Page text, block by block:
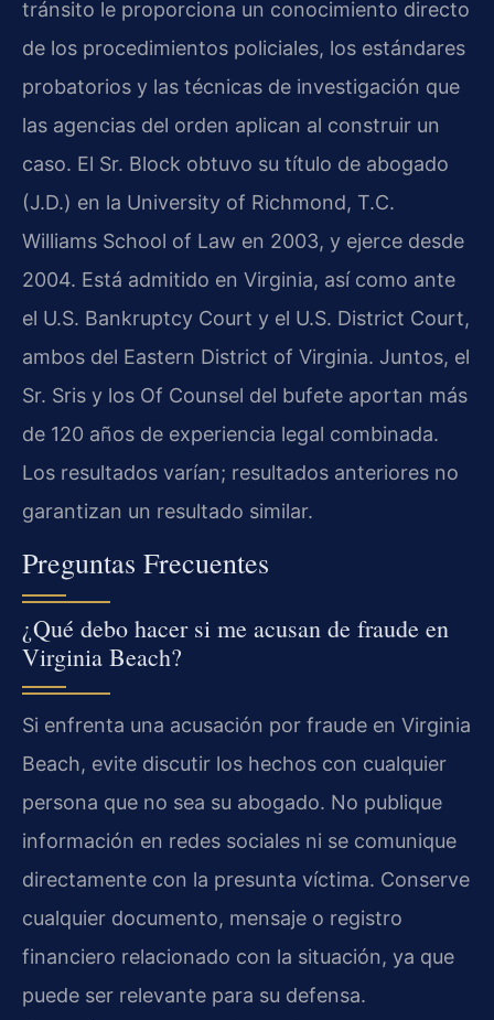
tránsito le proporciona un conocimiento directo
de los procedimientos policiales, los estándares
probatorios y las técnicas de investigación que
las agencias del orden aplican al construir un
caso. El Sr. Block obtuvo su título de abogado
(J.D.) en la University of Richmond, T.C.
Williams School of Law en 2003, y ejerce desde
2004. Está admitido en Virginia, así como ante
el U.S. Bankruptcy Court y el U.S. District Court,
ambos del Eastern District of Virginia. Juntos, el
Sr. Sris y los Of Counsel del bufete aportan más
de 120 años de experiencia legal combinada.
Los resultados varían; resultados anteriores no
garantizan un resultado similar.
Preguntas Frecuentes
¿Qué debo hacer si me acusan de fraude en
Virginia Beach?
Si enfrenta una acusación por fraude en Virginia
Beach, evite discutir los hechos con cualquier
persona que no sea su abogado. No publique
información en redes sociales ni se comunique
directamente con la presunta víctima. Conserve
cualquier documento, mensaje o registro
financiero relacionado con la situación, ya que
puede ser relevante para su defensa.